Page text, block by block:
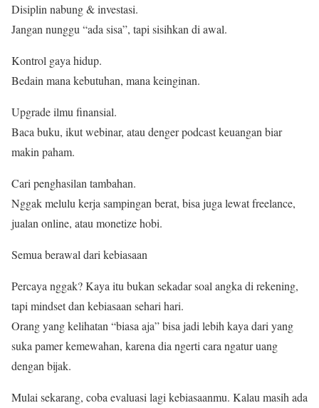
Disiplin nabung & investasi.
Jangan nunggu “ada sisa”, tapi sisihkan di awal.
Kontrol gaya hidup.
Bedain mana kebutuhan, mana keinginan.
Upgrade ilmu finansial.
Baca buku, ikut webinar, atau denger podcast keuangan biar
makin paham.
Cari penghasilan tambahan.
Nggak melulu kerja sampingan berat, bisa juga lewat freelance,
jualan online, atau monetize hobi.
Semua berawal dari kebiasaan
Percaya nggak? Kaya itu bukan sekadar soal angka di rekening,
tapi mindset dan kebiasaan sehari hari.
Orang yang kelihatan “biasa aja” bisa jadi lebih kaya dari yang
suka pamer kemewahan, karena dia ngerti cara ngatur uang
dengan bijak.
Mulai sekarang, coba evaluasi lagi kebiasaanmu. Kalau masih ada